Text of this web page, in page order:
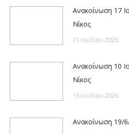
Ανακοίνωση 17
Νίκος
21 Ιουλίου 2026
Ανακοίνωση 10
Νίκος
13 Ιουλίου 2026
Ανακοίνωση 19/